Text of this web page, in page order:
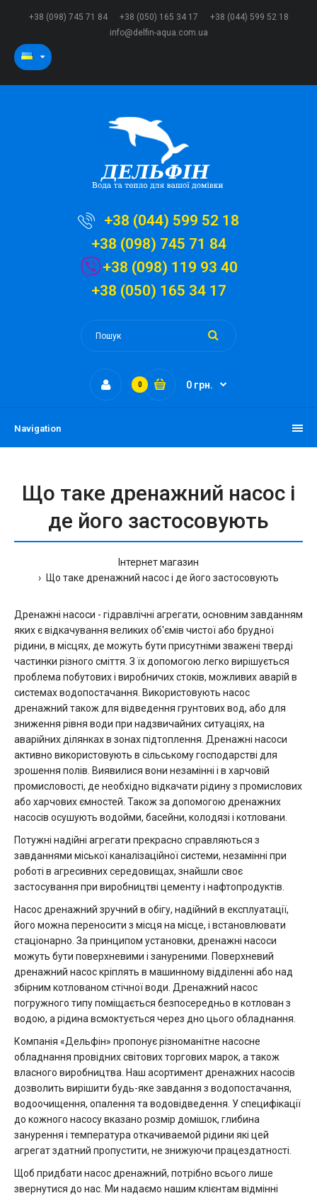
+38 (098) 745 71 84 +38 (050) 165 34 17
+38 (044) 599 52 18
info@delfin-aqua.com.ua
+38 (044) 599 52 18
+38 (098) 745 71 84
+38 (098) 119 93 40
+38 (050) 165 34 17
0 0 грн.
Navigation
Що таке дренажний насос і
де його застосовують
Інтернет магазин
Що таке дренажний насос і де його застосовують
Дренажні насоси - гідравлічні агрегати, основним завданням
яких є відкачування великих об'ємів чистої або брудної
рідини, в місцях, де можуть бути присутніми зважені тверді
частинки різного сміття. З їх допомогою легко вирішується
проблема побутових і виробничих стоків, можливих аварій в
системах водопостачання. Використовують насос
дренажний також для відведення грунтових вод, або для
зниження рівня води при надзвичайних ситуаціях, на
аварійних ділянках в зонах підтоплення. Дренажні насоси
активно використовують в сільському господарстві для
зрошення полів. Виявилися вони незамінні і в харчовій
промисловості, де необхідно відкачати рідину з промислових
або харчових ємностей. Також за допомогою дренажних
насосів осушують водойми, басейни, колодязі і котловани.
Потужні надійні агрегати прекрасно справляються з
завданнями міської каналізаційної системи, незамінні при
роботі в агресивних середовищах, знайшли своє
застосування при виробництві цементу і нафтопродуктів.
Насос дренажний зручний в обігу, надійний в експлуатації,
його можна переносити з місця на місце, і встановлювати
стаціонарно. За принципом установки, дренажні насоси
можуть бути поверхневими і зануреними. Поверхневий
дренажний насос кріплять в машинному відділенні або над
збірним котлованом стічної води. Дренажний насос
погружного типу поміщається безпосередньо в котлован з
водою, а рідина всмоктується через дно цього обладнання.
Компанія «Дельфін» пропонує різноманітне насосне
обладнання провідних світових торгових марок, а також
власного виробництва. Наш асортимент дренажних насосів
дозволить вирішити будь-яке завдання з водопостачання,
водоочищення, опалення та водовідведення. У специфікації
до кожного насосу вказано розмір домішок, глибина
занурення і температура откачиваемой рідини які цей
агрегат здатний пропустити, не знижуючи працездатності.
Щоб придбати насос дренажний, потрібно всього лише
звернутися до нас. Ми надаємо нашим клієнтам відмінні